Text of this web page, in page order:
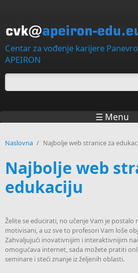
Centar za vođenje karijere
APEIRON
Forma za pretragu
☰ Menu
Naslovna / Najbolje web stranice za
Najbolje web
edukaciju
Želite se educirati, no učenje Vam je
motivisani, a uz sve to profesori Vam loše
Zahvaljujući inovativnijim i interaktivnijim
omogućava internet, sada možete pratiti
seminare i steći znanje iz željenih oblasti.